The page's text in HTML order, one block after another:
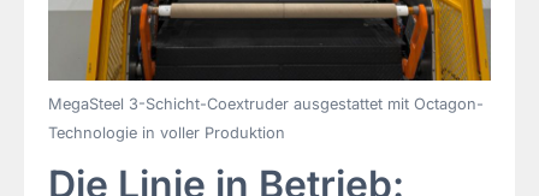
MegaSteel 3-Schicht-Coextruder ausgestattet mit Octagon-
Technologie in voller Produktion
Die Linie in Betrieb: